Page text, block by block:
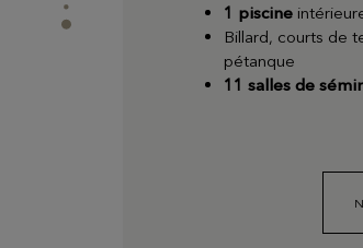
1 piscine
Billard, courts de
pétanque
11 salles de